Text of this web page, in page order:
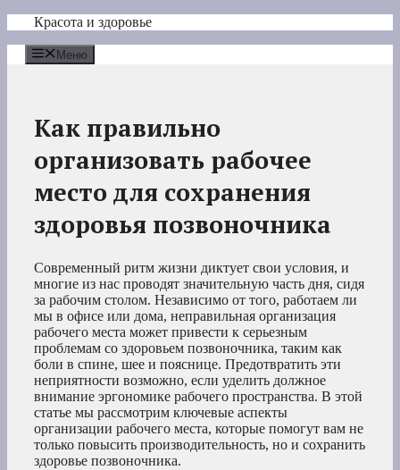
Перейти
содержимому
Красота и здоровье
Меню
Как правильно
организовать рабочее
место для сохранения
здоровья позвоночника
Современный ритм жизни диктует свои условия, и
многие из нас проводят значительную часть дня, сидя
за рабочим столом. Независимо от того, работаем ли
мы в офисе или дома, неправильная организация
рабочего места может привести к серьезным
проблемам со здоровьем позвоночника, таким как
боли в спине, шее и пояснице. Предотвратить эти
неприятности возможно, если уделить должное
внимание эргономике рабочего пространства. В этой
статье мы рассмотрим ключевые аспекты
организации рабочего места, которые помогут вам не
только повысить производительность, но и сохранить
здоровье позвоночника.